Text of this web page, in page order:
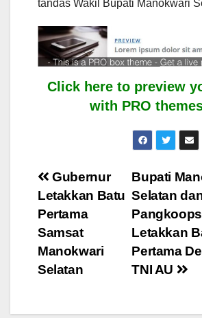
tandas Wakil Bupati Manokwari
Click here to preview
with PRO themes
Post
navigation
Bupati
Selatan
Letakkan
Pertama
TNI AU
Gubernur
Letakkan Batu
Pertama
Samsat
Manokwari
Selatan